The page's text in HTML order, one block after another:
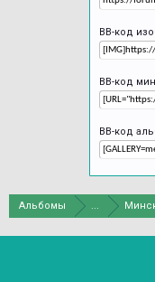
BB-код
BB-код
BB-код
Альбомы ...